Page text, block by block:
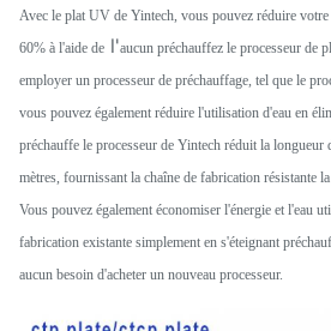
Avec le plat UV de Yintech, vous pouvez réduire
60% à l'aide de l'aucun préchauffez le processeur de
employer un processeur de préchauffage, tel que le
vous pouvez également réduire l'utilisation d'eau en
préchauffe le processeur de Yintech réduit la longueur
mètres, fournissant la chaîne de fabrication résistante
Vous pouvez également économiser l'énergie et l'eau
fabrication existante simplement en s'éteignant
aucun besoin d'acheter un nouveau processeur.